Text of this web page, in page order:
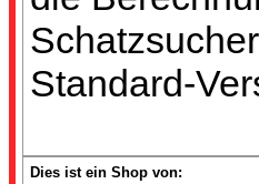
Standard-
Dies ist ein Shop von: